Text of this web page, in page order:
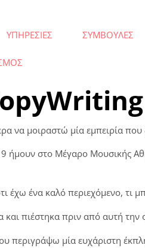
ΥΠΗΡΕΣΙΕΣ ΣΥΜΒΟΥΛΕΣ
να μοιραστώ μία εμπειρία
ήμουν στο Μέγαρο Μουσικής
έχω ένα καλό περιεχόμενο, τι
πιέστηκα πριν από αυτή την
περιγράψω μία ευχάριστη